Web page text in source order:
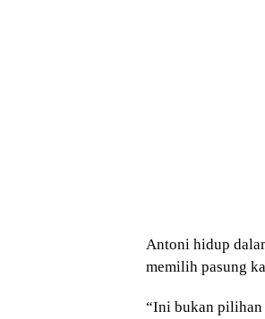
Antoni hidup
memilih pasung
“Ini bukan pilihan